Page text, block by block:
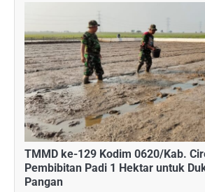
TMMD ke-129 Kodim 0620/Kab.
Pembibitan Padi 1 Hektar untuk
Pangan